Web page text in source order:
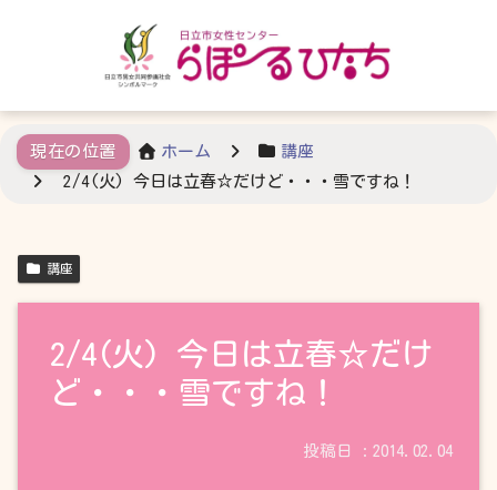
ホーム
講座
2/4(火) 今日は立春☆だけど・・・雪ですね！
講座
2/4(火) 今日は立春☆だけ
ど・・・雪ですね！
2014.02.04